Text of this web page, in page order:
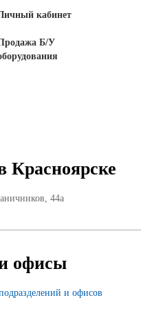
кабинет
Б/У
Красноярске
44а
офисы
и офисов